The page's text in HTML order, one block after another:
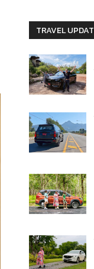
TRAVEL